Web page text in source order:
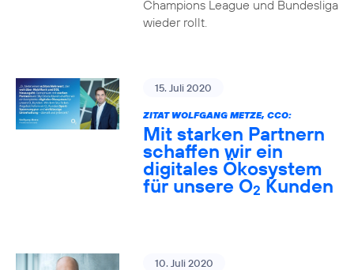
Champions League und Bundesliga
wieder rollt.
15. Juli 2020
ZITAT WOLFGANG METZE, CCO:
Mit starken Partnern
schaffen wir ein
digitales Ökosystem
für unsere O2 Kunden
10. Juli 2020